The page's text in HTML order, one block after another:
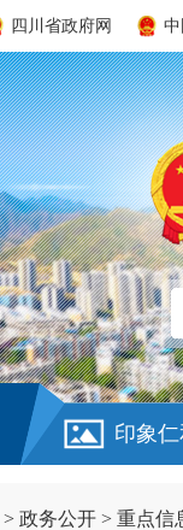
四川省政府网 中
印象仁
> 政务公开 > 重点信